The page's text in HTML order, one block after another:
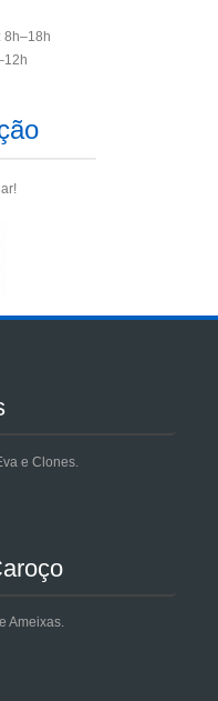
e Clones.
Ameixas.